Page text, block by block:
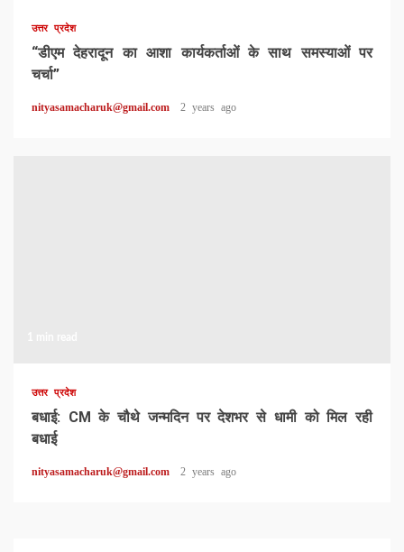
उत्तर प्रदेश
“डीएम देहरादून का आशा कार्यकर्ताओं के साथ समस्याओं पर
चर्चा”
nityasamacharuk@gmail.com 2 years ago
उत्तर प्रदेश
बधाई: CM के चौथे जन्मदिन पर देशभर से धामी को मिल रही
बधाई
nityasamacharuk@gmail.com 2 years ago